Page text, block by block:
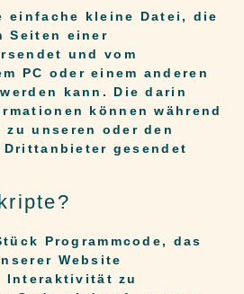
einfache kleine Datei, die
Seiten einer
und vom
PC oder einem anderen
kann. Die darin
können während
unseren oder den
gesendet
Programmcode, das
Website
Interaktivität zu